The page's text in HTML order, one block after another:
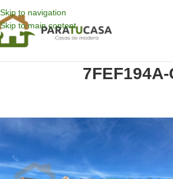
Skip to navigation
Skip to main content